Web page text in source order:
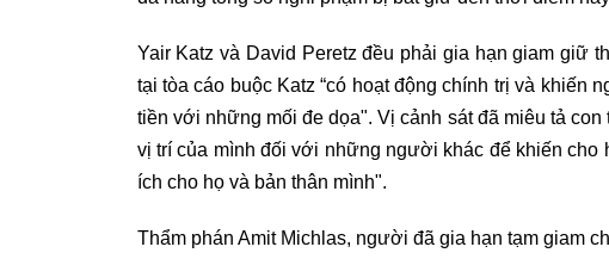
Yair Katz và David Peretz đều phải gia hạn giam giữ
tại tòa cáo buộc Katz “có hoạt động chính trị và khiến
tiền với những mối đe dọa". Vị cảnh sát đã miêu tả
vị trí của mình đối với những người khác để khiến
ích cho họ và bản thân mình".
Thẩm phán Amit Michlas, người đã gia hạn tạm giam